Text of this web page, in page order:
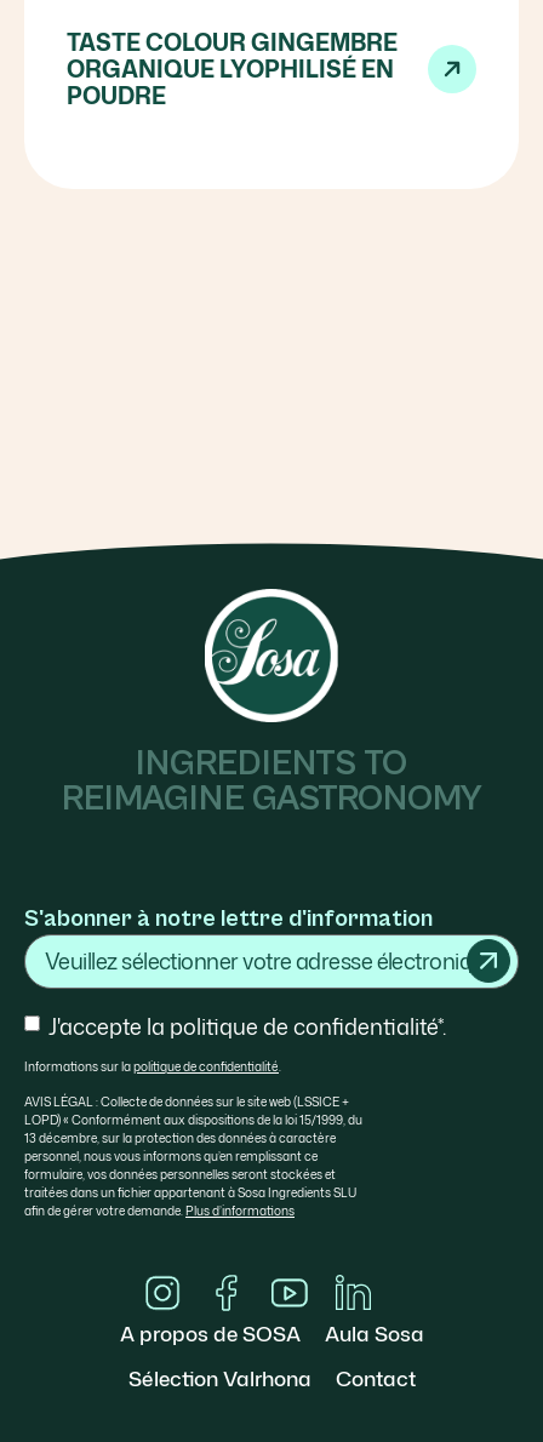
TASTE COLOUR GINGEMBRE
ORGANIQUE LYOPHILISÉ EN
POUDRE
INGREDIENTS TO
REIMAGINE GASTRONOMY
S'abonner à notre lettre d'information
Courriel
Consentement
J'accepte la politique de confidentialité*.
Informations sur lapolitique de confidentialité
AVIS LÉGAL : Collecte de données sur le site web (LSSICE +
LOPD) « Conformément aux dispositions de la loi 15/1999, du
13 décembre, sur la protection des données à caractère
personnel, nous vous informons qu’en remplissant ce
formulaire, vos données personnelles seront stockées et
traitées dans un fichier appartenant à Sosa Ingredients SLU
afin de gérer votre demande.Plus d’informations
A propos de SOSA
Aula Sosa
Sélection Valrhona
Contact